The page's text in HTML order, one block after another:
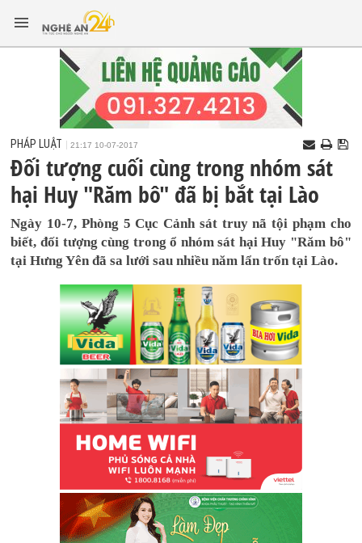
PHÁP LUẬT 21:17 10-07-2017
Đối tượng cuối cùng trong nhóm sát
hại Huy "Răm bô" đã bị bắt tại Lào
Ngày 10-7, Phòng 5 Cục Cảnh sát truy nã tội phạm cho
biết, đối tượng cùng trong ổ nhóm sát hại Huy "Răm bô"
tại Hưng Yên đã sa lưới sau nhiều năm lẩn trốn tại Lào.